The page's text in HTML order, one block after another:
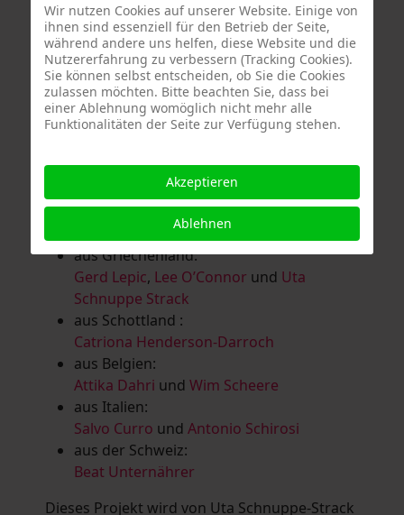
Eric Schaftlein.
aus den Niederlanden:
Dorrety Brookhuis,Natalia Dik,Elise
EekhoutundHenny Schaapman
aus Deutschland:
Salomé Herbst,Andrea Jungnitsch,
Lanzl,Heidrun MalComes,Christa Mayer-
Guntram Prochaska
Schaub,Vera Schaub,Birgit Schweimler &
Serge DevadderundRolf Thärichen
aus Griechenland:
Gerd Lepic, Lee O’Connor und Uta
Schnuppe Strack
aus Schottland :
Catriona Henderson-Darroch
aus Belgien:
Attika Dahri und Wim Scheere
aus Italien:
Salvo Curro und Antonio Schirosi
aus der Schweiz:
Beat Unternährer
Dieses Projekt wird von Uta Schnuppe-Strack
Wir nutzen Cookies auf unserer Website. Einige von
ihnen sind essenziell für den Betrieb der Seite,
während andere uns helfen, diese Website und die
Nutzererfahrung zu verbessern (Tracking Cookies).
Sie können selbst entscheiden, ob Sie die Cookies
zulassen möchten. Bitte beachten Sie, dass bei
einer Ablehnung womöglich nicht mehr alle
Funktionalitäten der Seite zur Verfügung stehen.
Akzeptieren
Ablehnen